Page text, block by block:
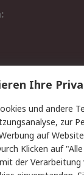
Ihre
und andere
zur
auf
Klicken auf
der